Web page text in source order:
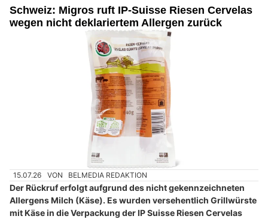
Schweiz: Migros ruft IP-Suisse Riesen Cervelas
wegen nicht deklariertem Allergen zurück
15.07.26 VON BELMEDIA REDAKTION
Der Rückruf erfolgt aufgrund des nicht gekennzeichneten
Allergens Milch (Käse). Es wurden versehentlich Grillwürste
mit Käse in die Verpackung der IP Suisse Riesen Cervelas